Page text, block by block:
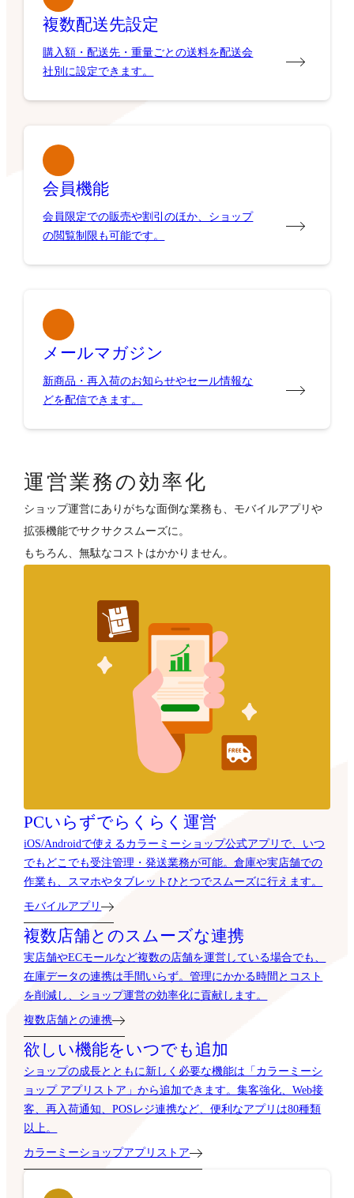
複数配送先設定
購入額・配送先・重量ごとの送料を配送会
社別に設定できます。
会員機能
会員限定での販売や割引のほか、ショップ
の閲覧制限も可能です。
メールマガジン
新商品・再入荷のお知らせやセール情報な
どを配信できます。
運営業務の効率化
ショップ運営にありがちな面倒な業務も、モバイルアプリや
拡張機能でサクサクスムーズに。
もちろん、無駄なコストはかかりません。
PCいらずでらくらく運営
iOS/Androidで使えるカラーミーショップ公式アプリで、いつ
でもどこでも受注管理・発送業務が可能。倉庫や実店舗での
作業も、スマホやタブレットひとつでスムーズに行えます。
モバイルアプリ
複数店舗とのスムーズな連携
実店舗やECモールなど複数の店舗を運営している場合でも、
在庫データの連携は手間いらず。管理にかかる時間とコスト
を削減し、ショップ運営の効率化に貢献します。
複数店舗との連携
欲しい機能をいつでも追加
ショップの成長とともに新しく必要な機能は「カラーミーシ
ョップ アプリストア」から追加できます。集客強化、Web接
客、再入荷通知、POSレジ連携など、便利なアプリは80種類
以上。
カラーミーショップアプリストア